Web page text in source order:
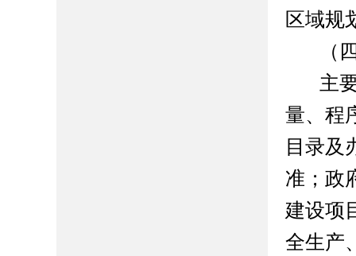
区域规
（
主
量、程
目录及
准；政
建设项
全生产